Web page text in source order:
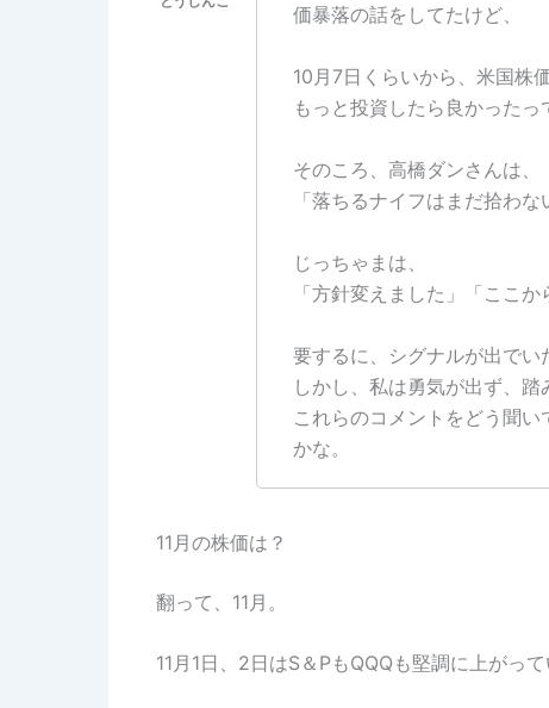
価暴落の話をしてたけど、
10月7日くらいから、米国株
もっと投資したら良かったっ
そのころ、高橋ダンさんは、
「落ちるナイフはまだ拾わ
じっちゃまは、
「方針変えました」「ここか
要するに、シグナルが出で
しかし、私は勇気が出ず、踏
これらのコメントをどう聞
かな。
11月の株価は？
翻って、11月。
11月1日、2日はS＆PもQQQも堅調に上がっ